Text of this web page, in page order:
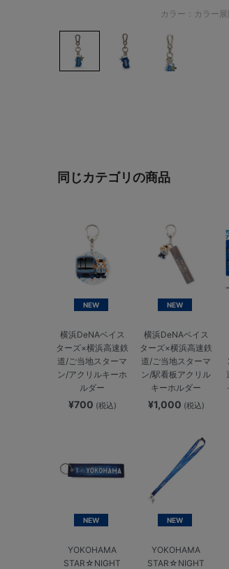
カラー：カラー展
同じカテゴリの商品
NEW
横浜DeNAベイス
ターズ×横浜高速鉄
道/ご当地スターマ
ン/アクリルキーホ
ルダー
¥700 (税込)
NEW
横浜DeNAベイス
ターズ×横浜高速鉄
道/ご当地スターマ
ン/駅看板アクリル
キーホルダー
¥1,000 (税込)
NEW
YOKOHAMA
STAR☆NIGHT
NEW
YOKOHAMA
STAR☆NIGHT